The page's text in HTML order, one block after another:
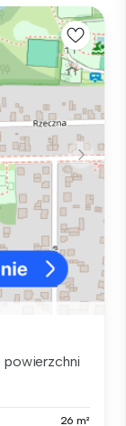
powierzchni
26 m²